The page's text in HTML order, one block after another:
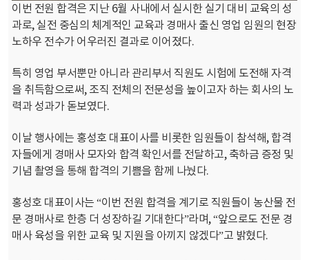
이번 전원 합격은 지난 6월 사내에서 실시한 실기 대비 교육의 성
과로, 실전 중심의 체계적인 교육과 경매사 출신 영업 임원의 현장
노하우 전수가 어우러진 결과로 이어졌다.
특히 영업 부서뿐만 아니라 관리부서 직원도 시험에 도전해 자격
을 취득함으로써, 조직 전체의 전문성을 높이고자 하는 회사의 노
력과 성과가 돋보였다.
이날 행사에는 홍성호 대표이사를 비롯한 임원들이 참석해, 합격
자들에게 경매사 모자와 합격 확인서를 전달하고, 축하금 증정 및
기념 촬영을 통해 합격의 기쁨을 함께 나눴다.
홍성호 대표이사는 “이번 전원 합격을 계기로 직원들이 농산물 전
문 경매사로 한층 더 성장하길 기대한다”라며, “앞으로도 전문 경
매사 육성을 위한 교육 및 지원을 아끼지 않겠다”고 밝혔다.